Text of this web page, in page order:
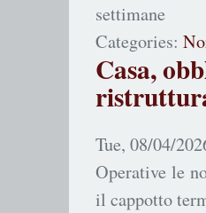
settimane
Categories:
Casa,
Tue, 08/04/
Operative le
il cappotto